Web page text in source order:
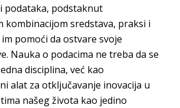
podataka, podstaknut
kombinacijom sredstava, praksi i
pomoći da ostvare svoje
Nauka o podacima ne treba da se
disciplina, već kao
alat za otključavanje inovacija u
našeg života kao jedino